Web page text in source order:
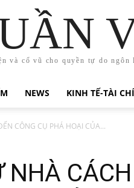
và cổ vũ cho quyền tự do
NEWS KINH TẾ-TÀI
CÔNG CỤ PHÁ HOẠI CỦA...
NHÀ